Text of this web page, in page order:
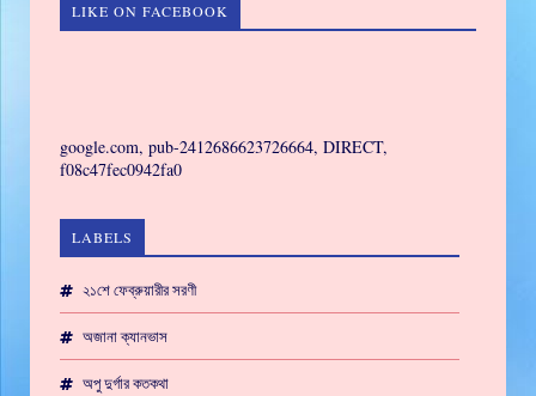
LIKE ON FACEBOOK
google.com, pub-2412686623726664, DIRECT,
f08c47fec0942fa0
LABELS
২১শে ফেব্রুয়ারীর সরণী
অজানা ক্যানভাস
অপু দুর্গার কতকথা